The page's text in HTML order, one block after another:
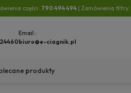
części: 790 494 494 | Zamówienia filtry:
Email.:
biuro@e-ciagnik.pl
produkty